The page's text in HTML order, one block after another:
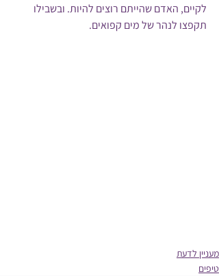
לקיים, האדם שהייתם רוצים להיות. ובשבילו
תקפצו לנהר של מים קפואים.
מעניין לדעת
טיפים